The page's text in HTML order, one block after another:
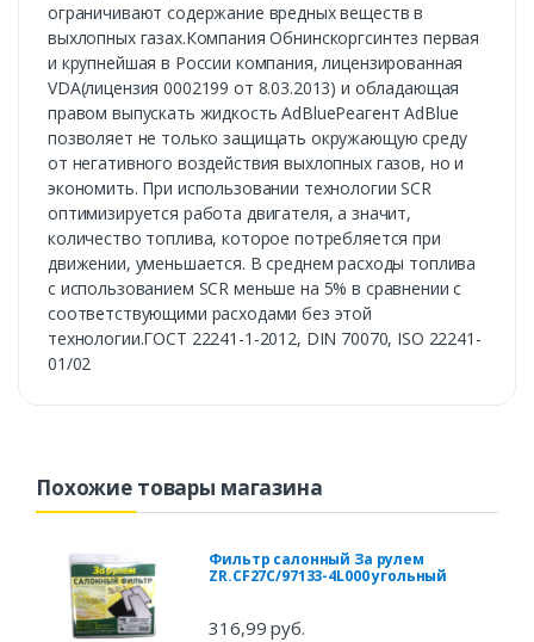
ограничивают содержание вредных веществ в
выхлопных газах.Компания Обнинскоргсинтез первая
и крупнейшая в России компания, лицензированная
VDA(лицензия 0002199 от 8.03.2013) и обладающая
правом выпускать жидкость AdBlueРеагент AdBlue
позволяет не только защищать окружающую среду
от негативного воздействия выхлопных газов, но и
экономить. При использовании технологии SCR
оптимизируется работа двигателя, а значит,
количество топлива, которое потребляется при
движении, уменьшается. В среднем расходы топлива
с использованием SCR меньше на 5% в сравнении с
соответствующими расходами без этой
технологии.ГОСТ 22241-1-2012, DIN 70070, ISO 22241-
01/02
Похожие товары магазина
Фильтр салонный За рулем
ZR.CF27C/97133-4L000 угольный
316,99 руб.